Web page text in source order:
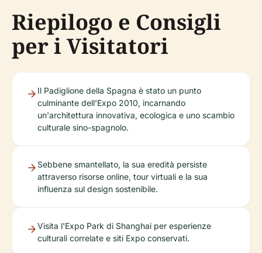
Riepilogo e Consigli
per i Visitatori
Il Padiglione della Spagna è stato un punto
culminante dell'Expo 2010, incarnando
un'architettura innovativa, ecologica e uno scambio
culturale sino-spagnolo.
Sebbene smantellato, la sua eredità persiste
attraverso risorse online, tour virtuali e la sua
influenza sul design sostenibile.
Visita l'Expo Park di Shanghai per esperienze
culturali correlate e siti Expo conservati.